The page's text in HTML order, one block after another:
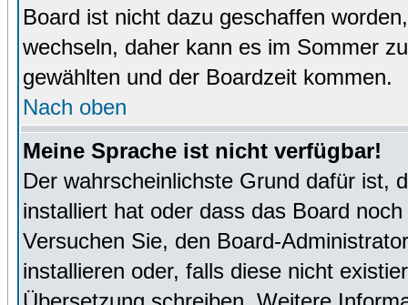
Board ist nicht dazu geschaffen
wechseln, daher kann es im Sommer
gewählten und der Boardzeit kommen.
Nach oben
Meine Sprache ist nicht verfügbar!
Der wahrscheinlichste Grund dafür ist,
installiert hat oder dass das Board
Versuchen Sie, den Board-
installieren oder, falls diese nicht